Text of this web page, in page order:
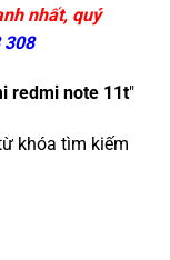
nhất, quý
308
redmi note 11t"
khóa tìm kiếm